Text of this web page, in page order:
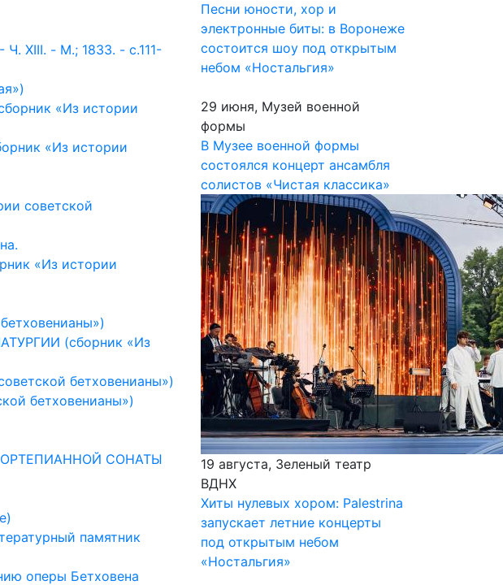
XIII. - М.; 1833. - с.111-
«Из истории
«Из истории
советской
«Из истории
(сборник «Из
бетховенианы»)
бетховенианы»)
СОНАТЫ
памятник
оперы Бетховена
Песни юности, хор и
электронные биты: в Воронеже
состоится шоу под открытым
небом «Ностальгия»
29 июня, Музей военной
формы
В Музее военной формы
состоялся концерт ансамбля
солистов «Чистая классика»
19 августа, Зеленый театр
ВДНХ
Хиты нулевых хором: Palestrina
запускает летние концерты
под открытым небом
«Ностальгия»